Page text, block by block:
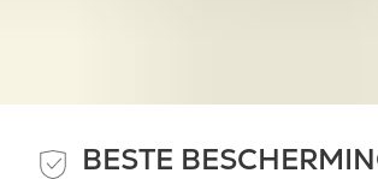
BESTE